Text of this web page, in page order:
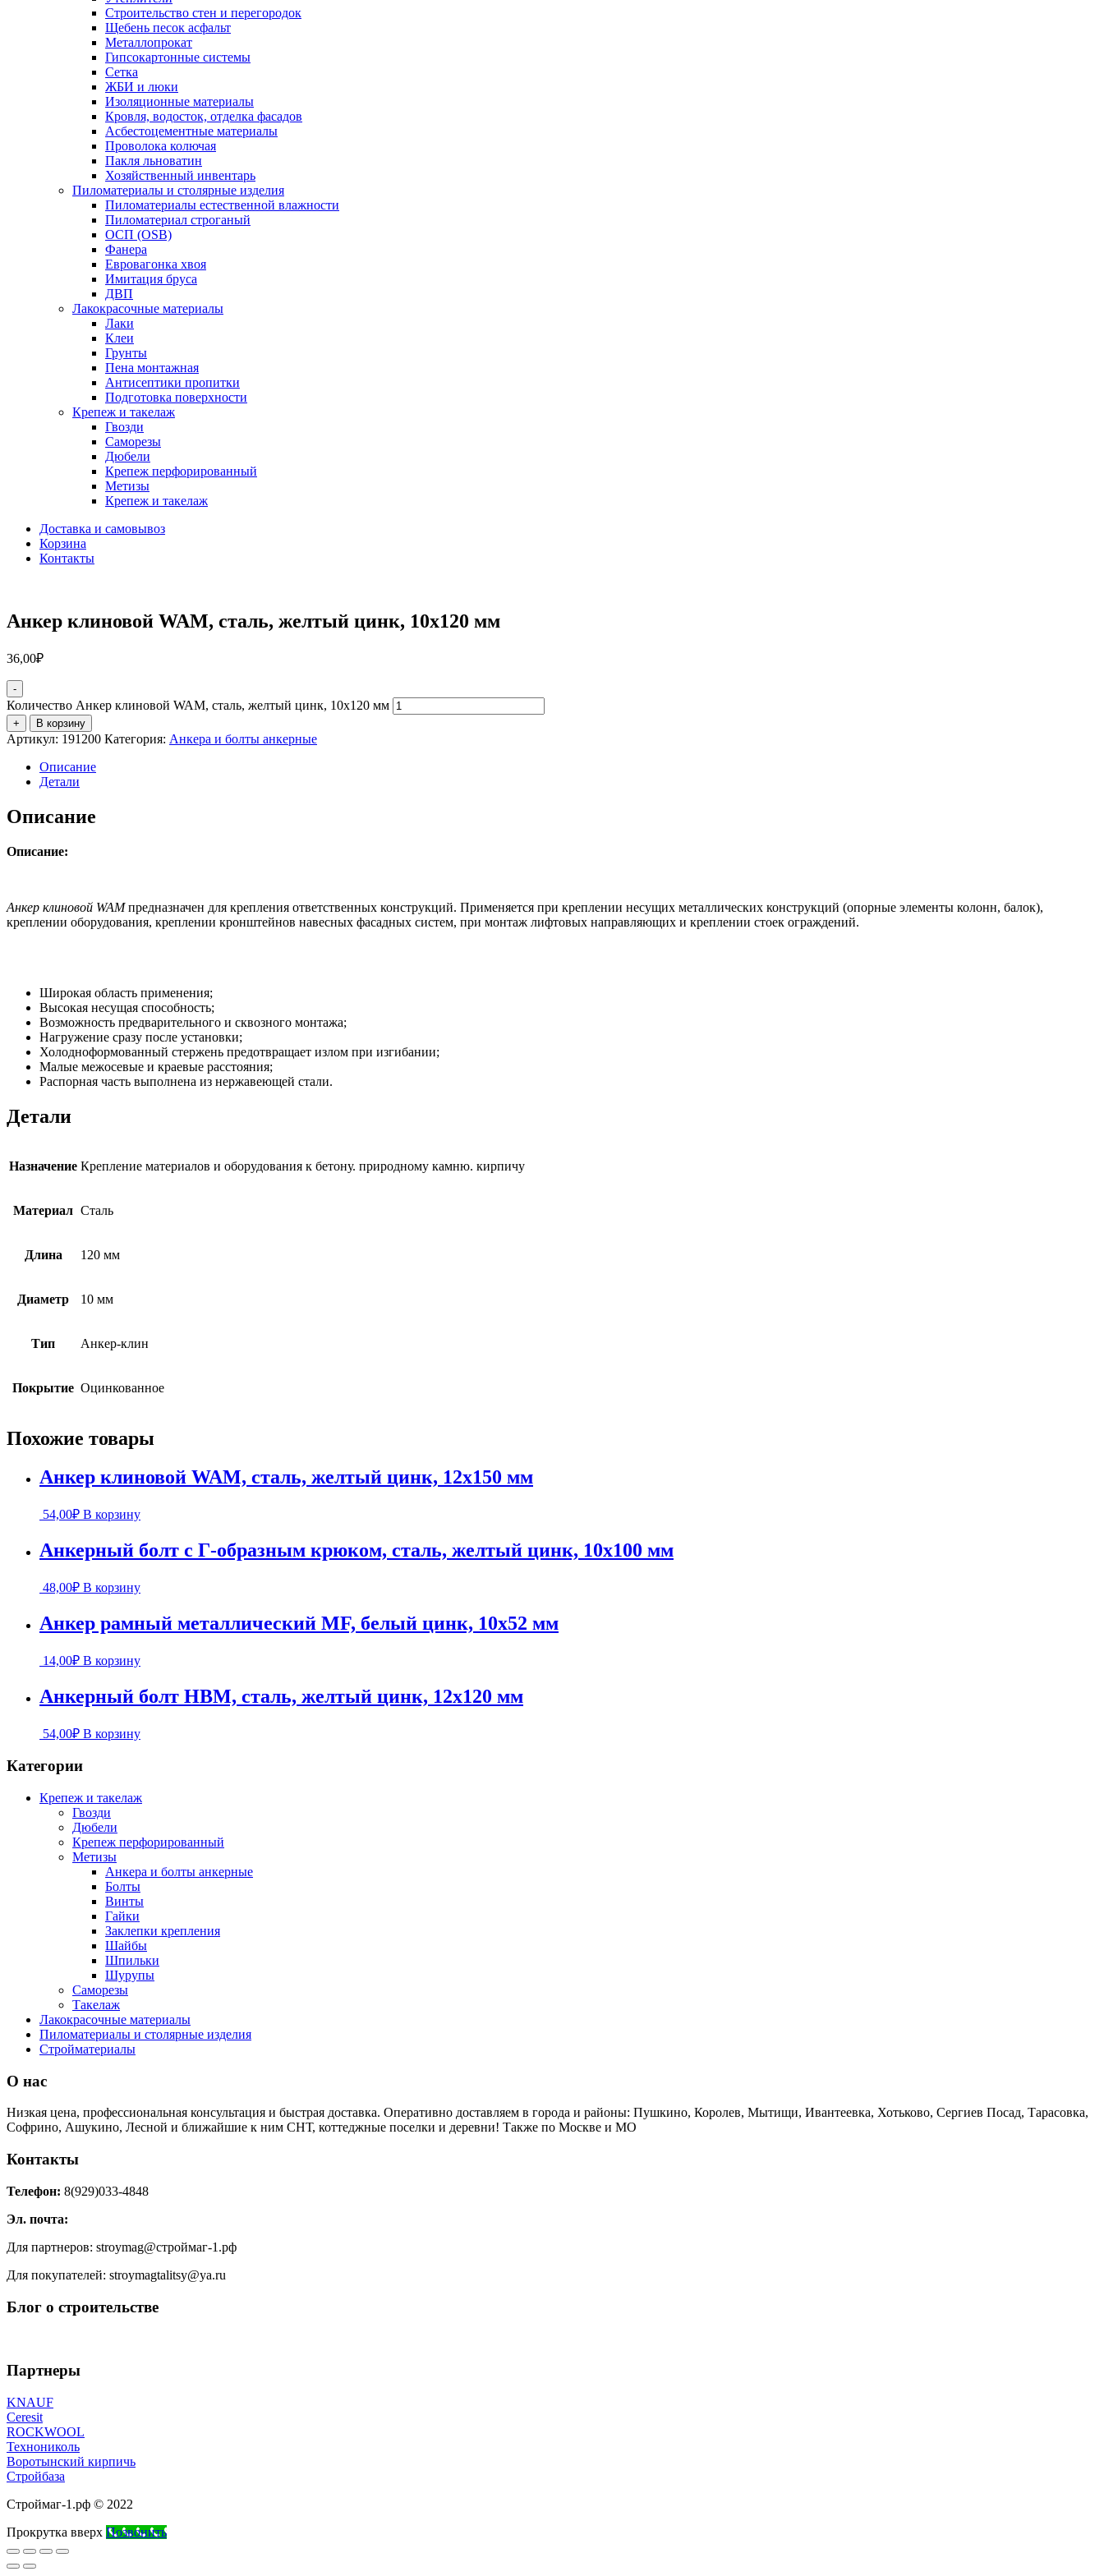
Строительство стен и перегородок
Щебень песок асфальт
Металлопрокат
Гипсокартонные системы
Сетка
ЖБИ и люки
Изоляционные материалы
Кровля, водосток, отделка фасадов
Асбестоцементные материалы
Проволока колючая
Пакля льноватин
Хозяйственный инвентарь
Пиломатериалы и столярные изделия
Пиломатериалы естественной влажности
Пиломатериал строганый
ОСП (OSB)
Фанера
Евровагонка хвоя
Имитация бруса
ДВП
Лакокрасочные материалы
Лаки
Клеи
Грунты
Пена монтажная
Антисептики пропитки
Подготовка поверхности
Крепеж и такелаж
Гвозди
Саморезы
Дюбели
Крепеж перфорированный
Метизы
Крепеж и такелаж
Доставка и самовывоз
Корзина
Контакты
Анкер клиновой WAM, сталь, желтый цинк, 10х120 мм
36,00₽
-
Количество Анкер клиновой WAM, сталь, желтый цинк, 10х120 мм
+ В корзину
Артикул: 191200 Категория: Анкера и болты анкерные
Описание
Детали
Описание
Описание:
Анкер клиновой WAMпредназначен для крепления ответственных конструкций. Применяется при креплении несущих металлических конструкций (опорные элементы колонн, балок),
креплении оборудования, креплении кронштейнов навесных фасадных систем, при монтаж лифтовых направляющих и креплении стоек ограждений.
Широкая область применения;
Высокая несущая способность;
Возможность предварительного и сквозного монтажа;
Нагружение сразу после установки;
Холодноформованный стержень предотвращает излом при изгибании;
Малые межосевые и краевые расстояния;
Распорная часть выполнена из нержавеющей стали.
Детали
Назначение Крепление материалов и оборудования к бетону. природному камню. кирпичу
Материал Сталь
Длина 120 мм
Диаметр 10 мм
Тип Анкер-клин
Покрытие Оцинкованное
Похожие товары
Анкер клиновой WAM, сталь, желтый цинк, 12х150 мм
54,00₽ В корзину
Анкерный болт с Г-образным крюком, сталь, желтый цинк, 10х100 мм
48,00₽ В корзину
Анкер рамный металлический MF, белый цинк, 10х52 мм
14,00₽ В корзину
Анкерный болт HBM, сталь, желтый цинк, 12х120 мм
54,00₽ В корзину
Категории
Крепеж и такелаж
Гвозди
Дюбели
Крепеж перфорированный
Метизы
Анкера и болты анкерные
Болты
Винты
Гайки
Заклепки крепления
Шайбы
Шпильки
Шурупы
Саморезы
Такелаж
Лакокрасочные материалы
Пиломатериалы и столярные изделия
Стройматериалы
О нас
Низкая цена, профессиональная консультация и быстрая доставка. Оперативно доставляем в города и районы: Пушкино, Королев, Мытищи, Ивантеевка, Хотьково, Сергиев Посад, Тарасовка,
Софрино, Ашукино, Лесной и ближайшие к ним СНТ, коттеджные поселки и деревни! Также по Москве и МО
Контакты
Телефон: 8(929)033-4848
Эл. почта:
Для партнеров: stroymag@строймаг-1.рф
Для покупателей: stroymagtalitsy@ya.ru
Блог о строительстве
Партнеры
KNAUF
Ceresit
ROCKWOOL
Технониколь
Воротынский кирпичь
Стройбаза
Строймаг-1.рф © 2022
Прокрутка вверх Позвонить